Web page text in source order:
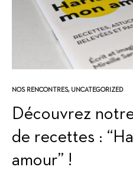
NOS RENCONTRES, UNCATEGORIZED
Découvrez
de recettes :
amour” !